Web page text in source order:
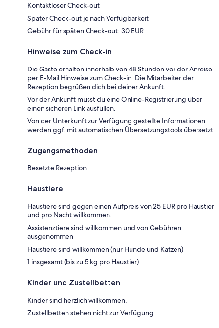
Kontaktloser Check-out
Später Check-out je nach Verfügbarkeit
Gebühr für späten Check-out: 30 EUR
Hinweise zum Check-in
Die Gäste erhalten innerhalb von 48 Stunden vor der Anreise
per E-Mail Hinweise zum Check-in. Die Mitarbeiter der
Rezeption begrüßen dich bei deiner Ankunft.
Vor der Ankunft musst du eine Online-Registrierung über
einen sicheren Link ausfüllen.
Von der Unterkunft zur Verfügung gestellte Informationen
werden ggf. mit automatischen Übersetzungstools übersetzt.
Zugangsmethoden
Besetzte Rezeption
Haustiere
Haustiere sind gegen einen Aufpreis von 25 EUR pro Haustier
und pro Nacht willkommen.
Assistenztiere sind willkommen und von Gebühren
ausgenommen
Haustiere sind willkommen (nur Hunde und Katzen)
1 insgesamt (bis zu 5 kg pro Haustier)
Kinder und Zustellbetten
Kinder sind herzlich willkommen.
Zustellbetten stehen nicht zur Verfügung